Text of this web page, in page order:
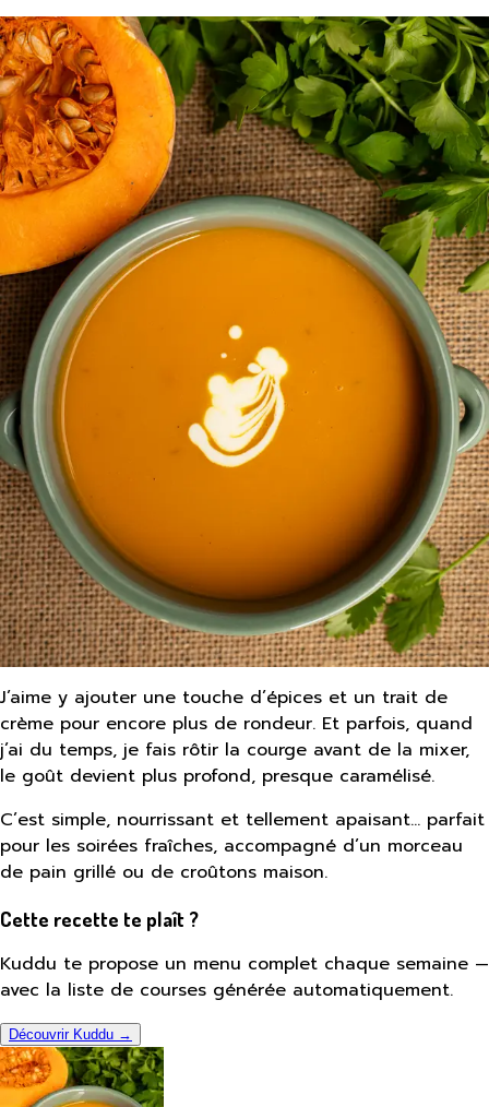
J’aime y ajouter une touche d’épices et un trait de
crème pour encore plus de rondeur. Et parfois, quand
j’ai du temps, je fais rôtir la courge avant de la mixer,
le goût devient plus profond, presque caramélisé.
C’est simple, nourrissant et tellement apaisant… parfait
pour les soirées fraîches, accompagné d’un morceau
de pain grillé ou de croûtons maison.
Cette recette te plaît ?
Kuddu te propose un menu complet chaque semaine —
avec la liste de courses générée automatiquement.
Découvrir Kuddu →